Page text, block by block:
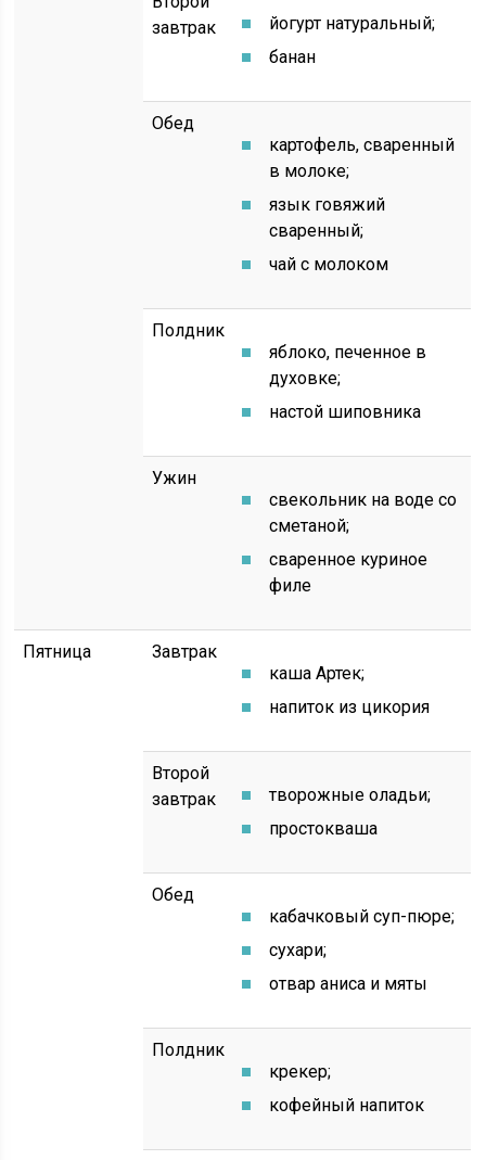
завтрак
йогурт натуральный;
банан
Обед
картофель, сваренный
в молоке;
язык говяжий
сваренный;
чай с молоком
Полдник
яблоко, печенное в
духовке;
настой шиповника
Ужин
свекольник на воде со
сметаной;
сваренное куриное
филе
Пятница
Завтрак
каша Артек;
напиток из цикория
Второй
завтрак
творожные оладьи;
простокваша
Обед
кабачковый суп-пюре;
сухари;
отвар аниса и мяты
Полдник
крекер;
кофейный напиток